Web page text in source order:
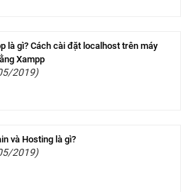
là gì? Cách cài đặt localhost trên máy
Xampp
2019)
và Hosting là gì?
2019)